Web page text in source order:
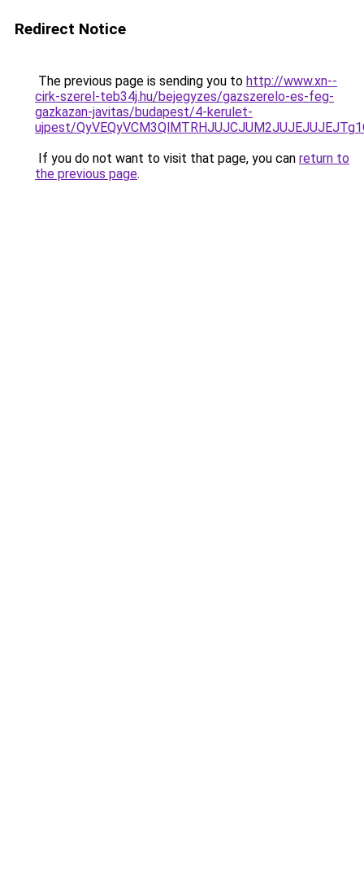
Redirect Notice
The previous page is sending you to http://www.xn--
cirk-szerel-teb34j.hu/bejegyzes/gazszerelo-es-feg-
gazkazan-javitas/budapest/4-kerulet-
ujpest/
If you do not want to visit that page, you can return to
the previous page.